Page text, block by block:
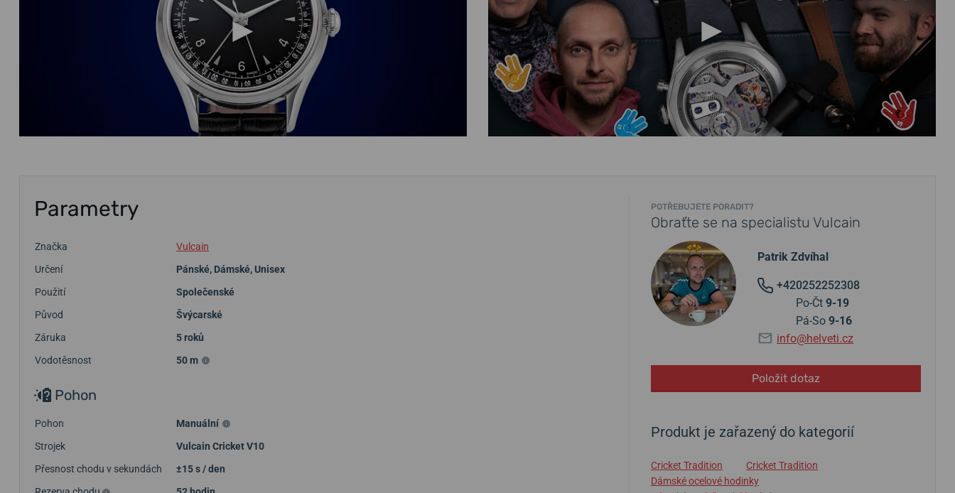
Parametry
Značka
Vulcain
Určení
Pánské, Dámské,Unisex
Použití
Společenské
Původ
Švýcarské
Záruka
5 roků
Vodotěsnost
50 m
Pohon
Pohon
Manuální
Strojek
Vulcain Cricket V10
Přesnost chodu v sekundách
±15 s / den
POTŘEBUJETE PORADIT?
Obraťte se na specialistu Vulcain
Patrik Zdvíhal
+420252252308
Po-Čt 9-19
Pá-So 9-16
info@helveti.cz
Položit dotaz
Produkt je zařazený do kategorií
Cricket Tradition
Cricket Tradition
Dámské ocelové hodinky